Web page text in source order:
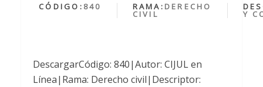
CÓDIGO: 840 RAMA: DERECHO
CIVIL Y
DescargarCódigo: 840|Autor: CIJUL en
Línea|Rama: Derecho civil|Descriptor: